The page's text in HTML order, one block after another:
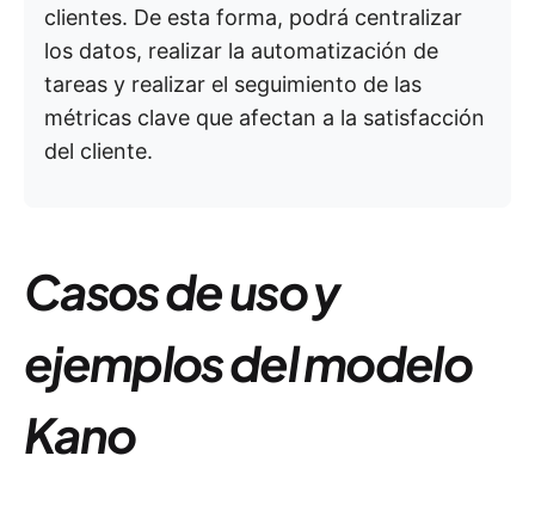
clientes. De esta forma, podrá centralizar
los datos, realizar la automatización de
tareas y realizar el seguimiento de las
métricas clave que afectan a la satisfacción
del cliente.
Casos de uso y
ejemplos del modelo
Kano